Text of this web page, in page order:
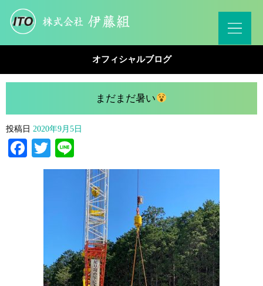
オフィシャルブログ
まだまだ暑い
投稿日 2020年9月5日
Facebook
Twitter